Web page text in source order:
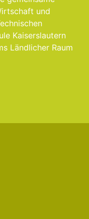
und
Kaiserslautern
Ländlicher Raum